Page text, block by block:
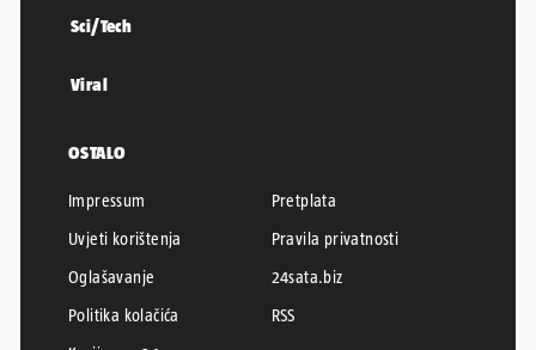
Sci/Tech
Viral
OSTALO
Impressum
Pretplata
Uvjeti korištenja
Pravila privatnosti
Oglašavanje
24sata.biz
Politika kolačića
RSS